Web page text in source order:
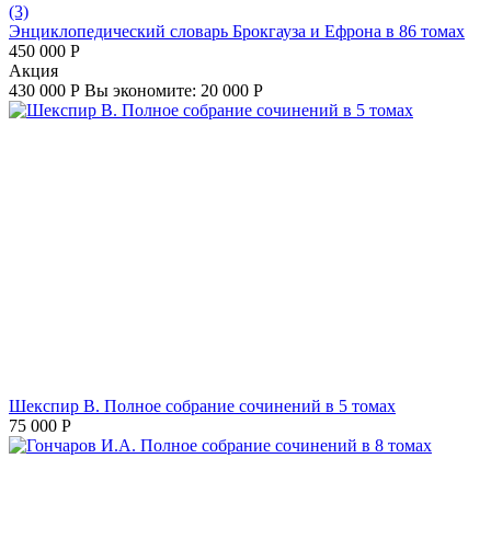
(3)
Энциклопедический словарь Брокгауза и Ефрона в 86 томах
450 000 Р
Aкция
430 000 Р Вы экономите: 20 000 Р
Шекспир В. Полное собрание сочинений в 5 томах
75 000 Р